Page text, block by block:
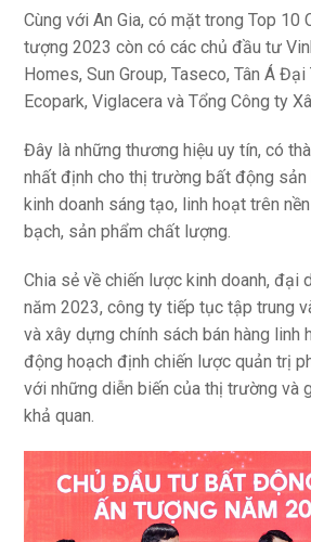
Cùng với An Gia, có mặt trong Top 10
tượng 2023 còn có các chủ đầu tư
Homes, Sun Group, Taseco, Tân Á Đại
Ecopark, Viglacera và Tổng Công ty
Đây là những thương hiệu uy tín, có
nhất định cho thị trường bất động
kinh doanh sáng tạo, linh hoạt trên
bạch, sản phẩm chất lượng.
Chia sẻ về chiến lược kinh doanh, đại
năm 2023, công ty tiếp tục tập trung
và xây dựng chính sách bán hàng linh
động hoạch định chiến lược quản trị
với những diễn biến của thị trường và
khả quan.